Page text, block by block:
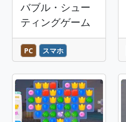
バブル・シュー
ティングゲーム
PC スマホ